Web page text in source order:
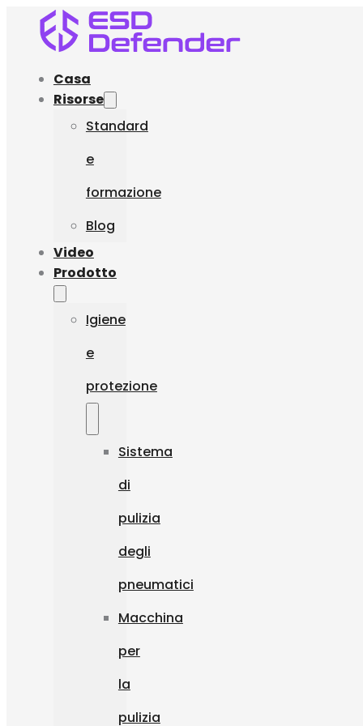
Casa
Risorse
Standard
e
formazione
Blog
Video
Prodotto
Igiene
e
protezione
Sistema
di
pulizia
degli
pneumatici
Macchina
per
la
pulizia